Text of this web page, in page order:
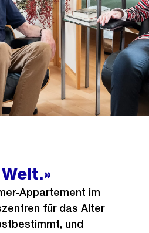
Appartement im
für das Alter
und